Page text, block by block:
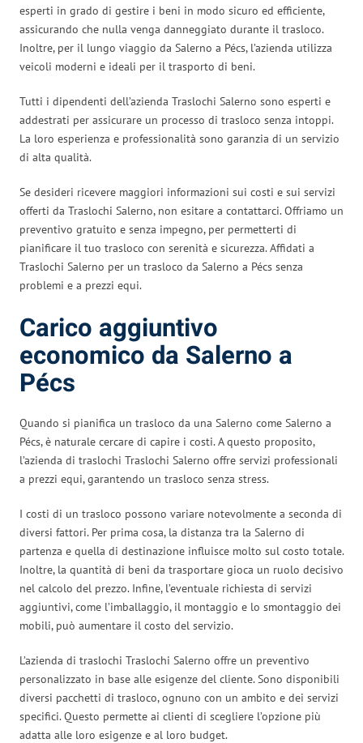
esperti in grado di gestire i beni in modo sicuro ed efficiente,
assicurando che nulla venga danneggiato durante il trasloco.
Inoltre, per il lungo viaggio da Salerno a Pécs, l’azienda utilizza
veicoli moderni e ideali per il trasporto di beni.
Tutti i dipendenti dell’azienda Traslochi Salerno sono esperti e
addestrati per assicurare un processo di trasloco senza intoppi.
La loro esperienza e professionalità sono garanzia di un servizio
di alta qualità.
Se desideri ricevere maggiori informazioni sui costi e sui servizi
offerti da Traslochi Salerno, non esitare a contattarci. Offriamo un
preventivo gratuito e senza impegno, per permetterti di
pianificare il tuo trasloco con serenità e sicurezza. Affidati a
Traslochi Salerno per un trasloco da Salerno a Pécs senza
problemi e a prezzi equi.
Carico aggiuntivo
economico da Salerno a
Pécs
Quando si pianifica un trasloco da una Salerno come Salerno a
Pécs, è naturale cercare di capire i costi. A questo proposito,
l’azienda di traslochi Traslochi Salerno offre servizi professionali
a prezzi equi, garantendo un trasloco senza stress.
I costi di un trasloco possono variare notevolmente a seconda di
diversi fattori. Per prima cosa, la distanza tra la Salerno di
partenza e quella di destinazione influisce molto sul costo totale.
Inoltre, la quantità di beni da trasportare gioca un ruolo decisivo
nel calcolo del prezzo. Infine, l’eventuale richiesta di servizi
aggiuntivi, come l’imballaggio, il montaggio e lo smontaggio dei
mobili, può aumentare il costo del servizio.
L’azienda di traslochi Traslochi Salerno offre un preventivo
personalizzato in base alle esigenze del cliente. Sono disponibili
diversi pacchetti di trasloco, ognuno con un ambito e dei servizi
specifici. Questo permette ai clienti di scegliere l’opzione più
adatta alle loro esigenze e al loro budget.